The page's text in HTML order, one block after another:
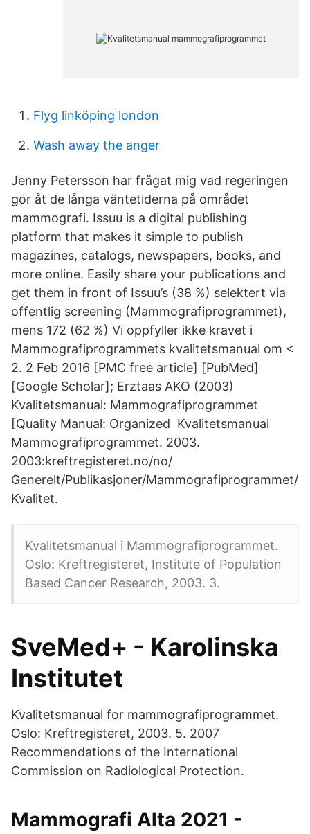
Flyg linköping london
Wash away the anger
Jenny Petersson har frågat mig vad regeringen
gör åt de långa väntetiderna på området
mammografi. Issuu is a digital publishing
platform that makes it simple to publish
magazines, catalogs, newspapers, books, and
more online. Easily share your publications and
get them in front of Issuu’s (38 %) selektert via
offentlig screening (Mammografiprogrammet),
mens 172 (62 %) Vi oppfyller ikke kravet i
Mammografiprogrammets kvalitetsmanual om <
2. 2 Feb 2016 [PMC free article] [PubMed]
[Google Scholar]; Erztaas AKO (2003)
Kvalitetsmanual: Mammografiprogrammet
[Quality Manual: Organized Kvalitetsmanual
Mammografiprogrammet. 2003.
2003:kreftregisteret.no/no/
Generelt/Publikasjoner/Mammografiprogrammet/
Kvalitet.
Kvalitetsmanual i Mammografiprogrammet.
Oslo: Kreftregisteret, Institute of Population
Based Cancer Research, 2003. 3.
SveMed+ - Karolinska
Institutet
Kvalitetsmanual for mammografiprogrammet.
Oslo: Kreftregisteret, 2003. 5. 2007
Recommendations of the International
Commission on Radiological Protection.
Mammografi Alta 2021 -